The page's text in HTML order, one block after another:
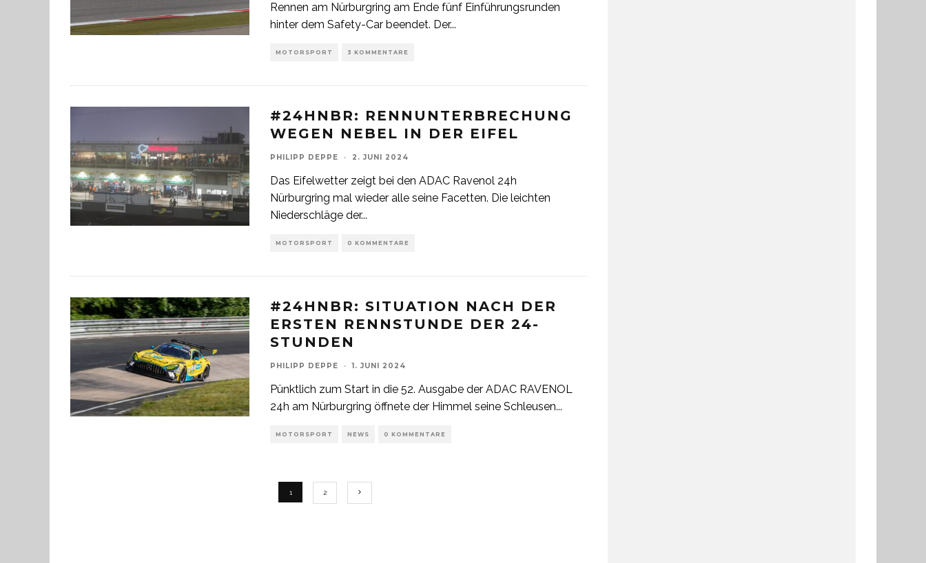
Rennen am Nürburgring am Ende fünf Einführungsrunden
hinter dem Safety-Car beendet. Der...
MOTORSPORT 3 KOMMENTARE
#24HNBR: RENNUNTERBRECHUNG
WEGEN NEBEL IN DER EIFEL
PHILIPP DEPPE · 2. JUNI 2024
Das Eifelwetter zeigt bei den ADAC Ravenol 24h
Nürburgring mal wieder alle seine Facetten. Die leichten
Niederschläge der...
MOTORSPORT 0 KOMMENTARE
#24HNBR: SITUATION NACH DER
ERSTEN RENNSTUNDE DER 24-
STUNDEN
PHILIPP DEPPE · 1. JUNI 2024
Pünktlich zum Start in die 52. Ausgabe der ADAC RAVENOL
24h am Nürburgring öffnete der Himmel seine Schleusen...
MOTORSPORT NEWS 0 KOMMENTARE
1 2